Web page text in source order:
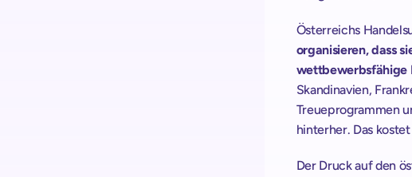
Österreichs
organisieren, dass
wettbewerbsfähige
Skandinavien,
Treueprogrammen
hinterher. Das
Der Druck auf den